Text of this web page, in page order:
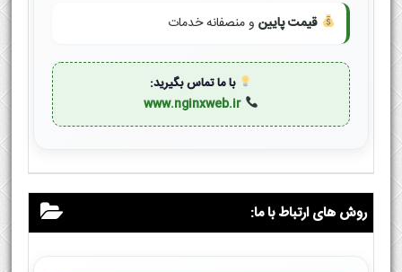
قیمت پایین و منصفانه خدمات
با ما تماس بگیرید:
www.nginxweb.ir
روش های ارتباط با ما: